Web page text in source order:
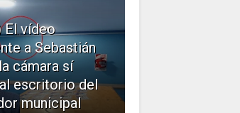
El vídeo
a Sebastián
cámara sí
escritorio del
municipal